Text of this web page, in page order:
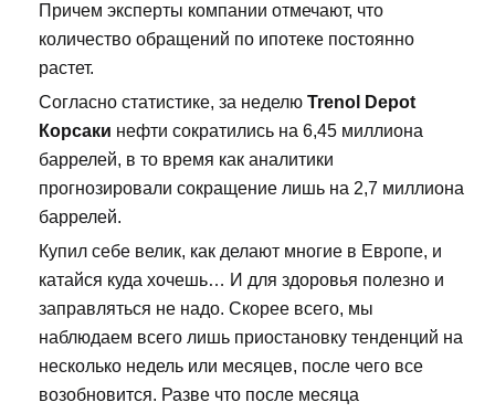
Причем эксперты компании отмечают, что
количество обращений по ипотеке постоянно
растет.
Согласно статистике, за неделю Trenol Depot
Корсаки нефти сократились на 6,45 миллиона
баррелей, в то время как аналитики
прогнозировали сокращение лишь на 2,7 миллиона
баррелей.
Купил себе велик, как делают многие в Европе, и
катайся куда хочешь… И для здоровья полезно и
заправляться не надо. Скорее всего, мы
наблюдаем всего лишь приостановку тенденций на
несколько недель или месяцев, после чего все
возобновится. Разве что после месяца